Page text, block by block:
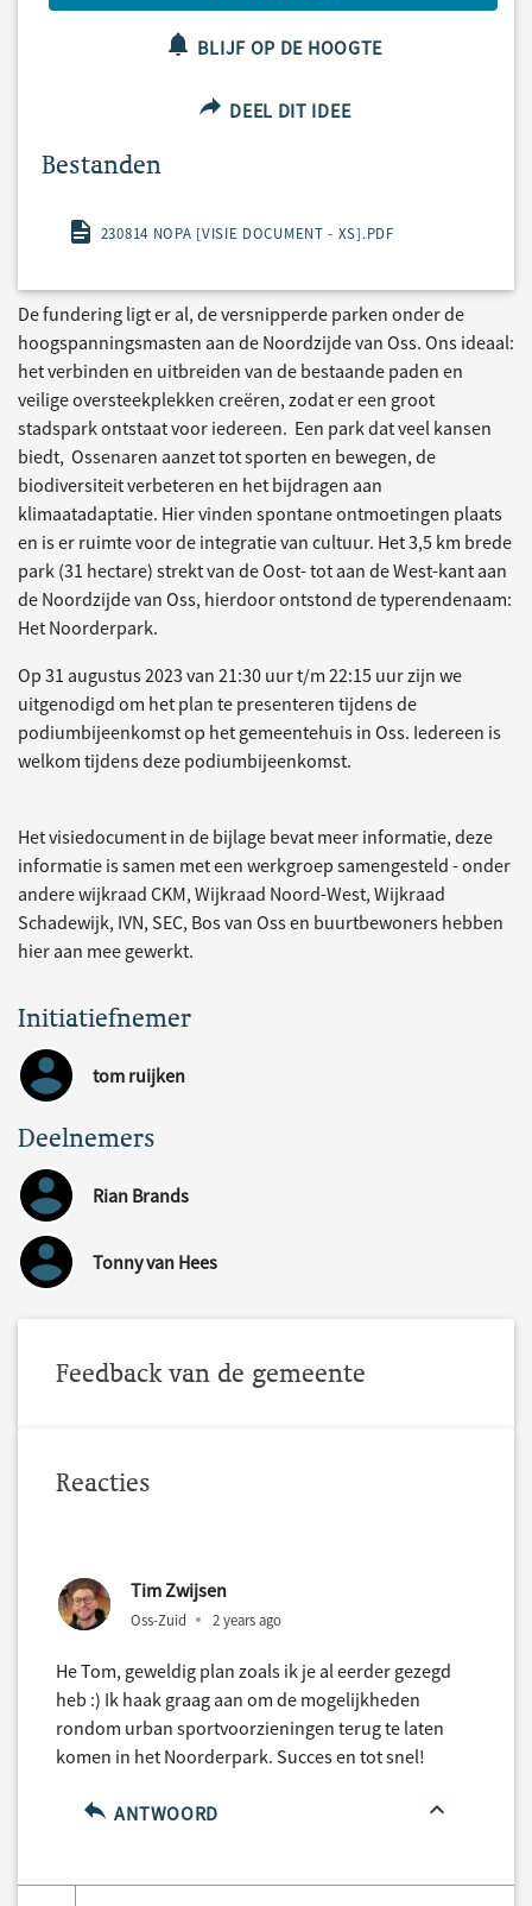
BLIJF OP DE HOOGTE
DEEL DIT IDEE
Bestanden
230814 NOPA [VISIE DOCUMENT - XS].PDF
De fundering ligt er al, de versnipperde parken onder de
hoogspanningsmasten aan de Noordzijde van Oss. Ons ideaal:
het verbinden en uitbreiden van de bestaande paden en
veilige oversteekplekken creëren, zodat er een groot
stadspark ontstaat voor iedereen. Een park dat veel kansen
biedt, Ossenaren aanzet tot sporten en bewegen, de
biodiversiteit verbeteren en het bijdragen aan
klimaatadaptatie. Hier vinden spontane ontmoetingen plaats
en is er ruimte voor de integratie van cultuur. Het 3,5 km brede
park (31 hectare) strekt van de Oost- tot aan de West-kant aan
de Noordzijde van Oss, hierdoor ontstond de typerendenaam:
Het Noorderpark.
Op 31 augustus 2023 van 21:30 uur t/m 22:15 uur zijn we
uitgenodigd om het plan te presenteren tijdens de
podiumbijeenkomst op het gemeentehuis in Oss. Iedereen is
welkom tijdens deze podiumbijeenkomst.
Het visiedocument in de bijlage bevat meer informatie, deze
informatie is samen met een werkgroep samengesteld - onder
andere wijkraad CKM, Wijkraad Noord-West, Wijkraad
Schadewijk, IVN, SEC, Bos van Oss en buurtbewoners hebben
hier aan mee gewerkt.
Initiatiefnemer
tom ruijken
Deelnemers
Rian Brands
Tonny van Hees
Feedback van de gemeente
Reacties
Tim Zwijsen
Oss-Zuid 2 years ago
He Tom, geweldig plan zoals ik je al eerder gezegd
heb :) Ik haak graag aan om de mogelijkheden
rondom urban sportvoorzieningen terug te laten
komen in het Noorderpark. Succes en tot snel!
ANTWOORD